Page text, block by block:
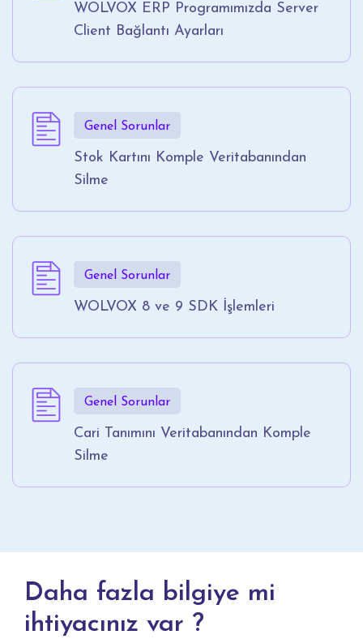
WOLVOX ERP Programımızda Server
Client Bağlantı Ayarları
Genel Sorunlar
Stok Kartını Komple Veritabanından
Silme
Genel Sorunlar
WOLVOX 8 ve 9 SDK İşlemleri
Genel Sorunlar
Cari Tanımını Veritabanından Komple
Silme
Daha fazla bilgiye mi
ihtiyacınız var ?